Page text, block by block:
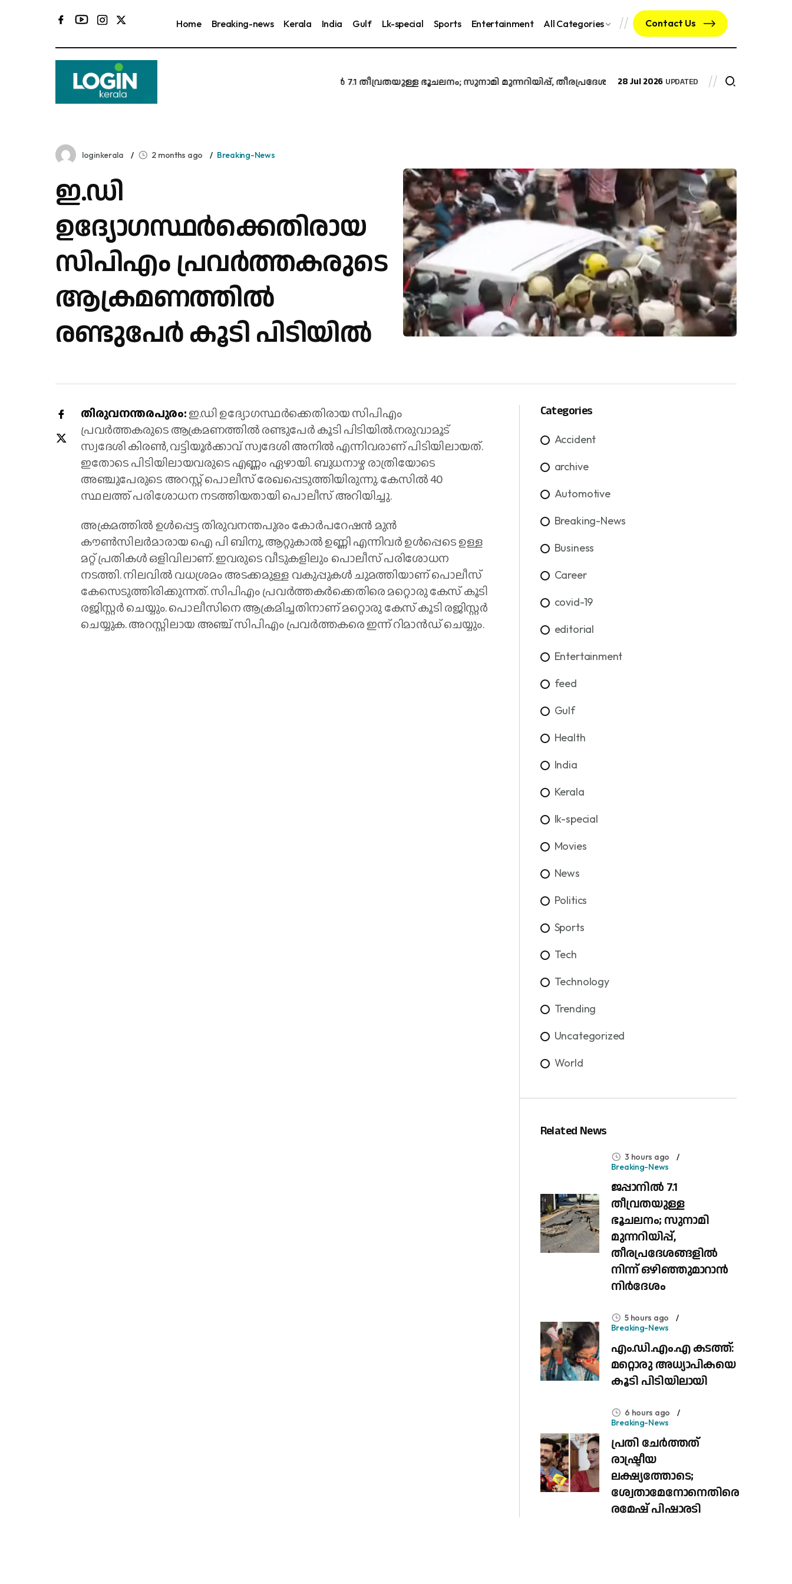
Home Breaking-news Kerala India Gulf Lk-special Sports Entertainment All Categories Contact Us
ജപ്പാനിൽ 7.1 തീവ്രതയുള്ള ഭൂചലനം; സുനാമി മുന്നറിയിപ്പ്, തീരപ്രദേശങ്ങളിൽ നിന്ന് ഒഴിഞ്ഞുമാറാൻ നിർദേശം
28 Jul 2026 UPDATED
loginkerala 2 months ago Breaking-News
ഇ.ഡി
ഉദ്യോഗസ്ഥർക്കെതിരായ
സിപിഎം പ്രവർത്തകരുടെ
ആക്രമണത്തില്‍
രണ്ടുപേർ കൂടി പിടിയില്‍
തിരുവനന്തരപുരം:ഇ.ഡി ഉദ്യോഗസ്ഥർക്കെതിരായ സിപിഎം
പ്രവർത്തകരുടെ ആക്രമണത്തില്‍ രണ്ടുപേർ കൂടി പിടിയില്‍.നരുവാമൂട്
സ്വദേശി കിരണ്‍, വട്ടിയൂർക്കാവ് സ്വദേശി അനില്‍ എന്നിവരാണ് പിടിയിലായത്.
ഇതോടെ പിടിയിലായവരുടെ എണ്ണം ഏഴായി. ബുധനാഴ്ച രാത്രിയോടെ
അഞ്ചുപേരുടെ അറസ്റ്റ് പൊലീസ് രേഖപ്പെടുത്തിയിരുന്നു. കേസില്‍ 40
സ്ഥലത്ത് പരിശോധന നടത്തിയതായി പൊലീസ് അറിയിച്ചു.
അക്രമത്തില്‍ ഉള്‍പ്പെട്ട തിരുവനന്തപുരം കോർപറേഷൻ മുൻ
കൗണ്‍സില‍ർമാരായ ഐ പി ബിനു, ആറ്റുകാല്‍ ഉണ്ണി എന്നിവ‍ർ ഉള്‍പ്പെടെ ഉള്ള
മറ്റ് പ്രതികള്‍ ഒളിവിലാണ്. ഇവരുടെ വീടുകളിലും പൊലീസ് പരിശോധന
നടത്തി. നിലവില്‍ വധശ്രമം അടക്കമുള്ള വകുപ്പുകള്‍ ചുമത്തിയാണ് പൊലീസ്
കേസെടുത്തിരിക്കുന്നത്. സിപിഎം പ്രവർത്തകർക്കെതിരെ മറ്റൊരു കേസ് കൂടി
രജിസ്റ്റർ ചെയ്യും. പൊലീസിനെ ആക്രമിച്ചതിനാണ് മറ്റൊരു കേസ് കൂടി രജിസ്റ്റർ
ചെയ്യുക. അറസ്റ്റിലായ അഞ്ച് സിപിഎം പ്രവർത്തകരെ ഇന്ന് റിമാൻഡ് ചെയ്യും.
Categories
Accident
archive
Automotive
Breaking-News
Business
Career
covid-19
editorial
Entertainment
feed
Gulf
Health
India
Kerala
lk-special
Movies
News
Politics
Sports
Tech
Technology
Trending
Uncategorized
World
Related News
3 hours ago
Breaking-News
ജപ്പാനിൽ 7.1
തീവ്രതയുള്ള
ഭൂചലനം; സുനാമി
മുന്നറിയിപ്പ്,
തീരപ്രദേശങ്ങളിൽ
നിന്ന് ഒഴിഞ്ഞുമാറാൻ
നിർദേശം
5 hours ago
Breaking-News
എം.ഡി.എം.എ കടത്ത്:
മറ്റൊരു അധ്യാപികയെ
കൂടി പിടിയിലായി
6 hours ago
Breaking-News
പ്രതി ചേർത്തത്
രാഷ്ട്രീയ
ലക്ഷ്യത്തോടെ;
ശ്വേതാമേനോനെതിരെ
രമേഷ് പിഷാരടി